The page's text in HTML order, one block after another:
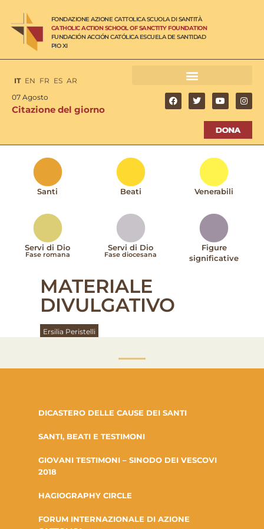
FONDAZIONE AZIONE CATTOLICA SCUOLA DI SANTITÀ
CATHOLIC ACTION SCHOOL OF SANCTITY FOUNDATION
FUNDACIÓN ACCIÓN CATÓLICA ESCUELA DE SANTIDAD
PIO XI
IT EN FR ES AR
07 Agosto
Citazione del giorno
Santi Beati Venerabili
Servi di Dio
Fase romana
Servi di Dio
Fase diocesana
Figure
significative
MATERIALE
DIVULGATIVO
Ersilia Peristelli
DICASTERO DELLE CAUSE DEI SANTI
SANTI, BEATI E TESTIMONI
GIOVANI TESTIMONI – SINODO DEI VESCOVI
2018
HAGIOGRAPHY CIRCLE
FORUM INTERNAZIONALE DI AZIONE